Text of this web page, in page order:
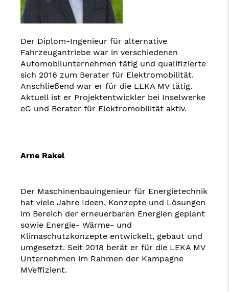
Der Diplom-Ingenieur für alternative
Fahrzeugantriebe war in verschiedenen
Automobilunternehmen tätig und qualifizierte
sich 2016 zum Berater für Elektromobilität.
Anschließend war er für die LEKA MV tätig.
Aktuell ist er Projektentwickler bei Inselwerke
eG und Berater für Elektromobilität aktiv.
Arne Rakel
Der Maschinenbauingenieur für Energietechnik
hat viele Jahre Ideen, Konzepte und Lösungen
im Bereich der erneuerbaren Energien geplant
sowie Energie- Wärme- und
Klimaschutzkonzepte entwickelt, gebaut und
umgesetzt. Seit 2018 berät er für die LEKA MV
Unternehmen im Rahmen der Kampagne
MVeffizient.